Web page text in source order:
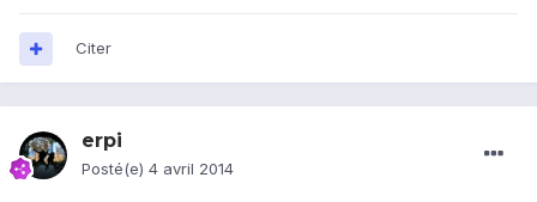
Citer
erpi
Posté(e) 4 avril 2014